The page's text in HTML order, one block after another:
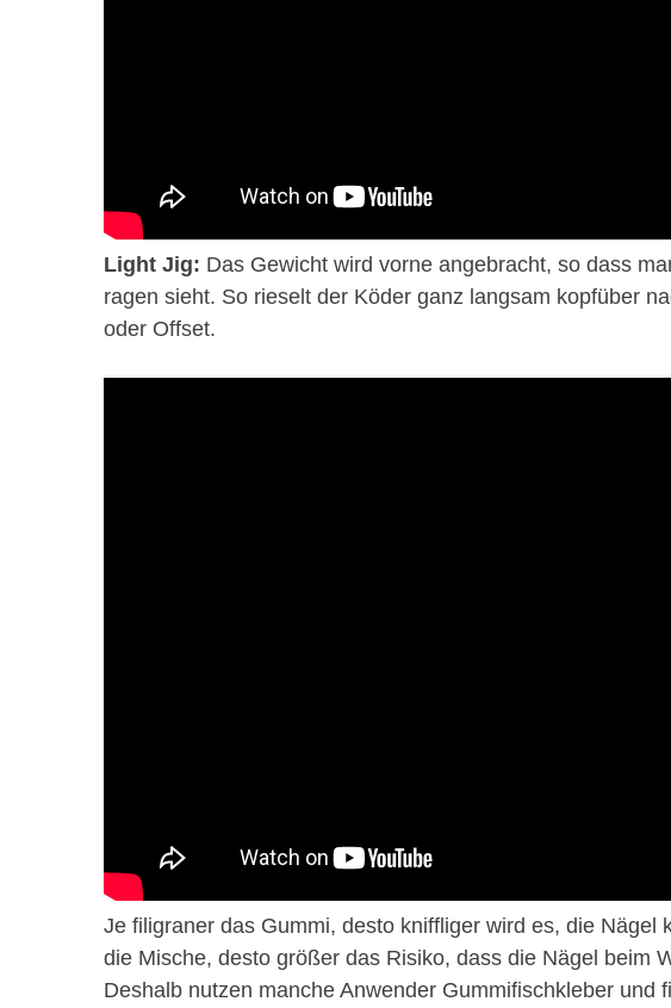
Light Jig: Das Gewicht wird vorne angebracht, so dass
ragen sieht. So rieselt der Köder ganz langsam kopfüber
oder Offset.
Je filigraner das Gummi, desto kniffliger wird es, die Nägel
die Mische, desto größer das Risiko, dass die Nägel beim
Deshalb nutzen manche Anwender Gummifischkleber und